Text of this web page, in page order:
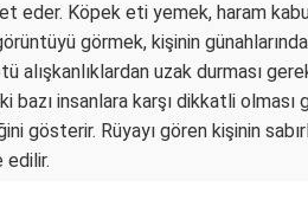
eder. Köpek eti yemek, haram
görmek, kişinin
alışkanlıklardan uzak durması
bazı insanlara karşı dikkatli
gösterir. Rüyayı gören kişinin